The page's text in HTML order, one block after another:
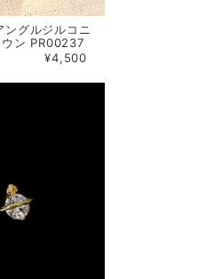
ングルジルコニ
ン PR00237
¥4,500